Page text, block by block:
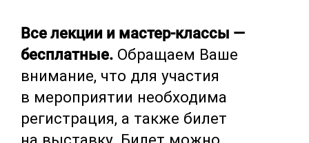
Все лекции и мастер-классы ―
бесплатные.Обращаем Ваше
внимание, что для участия
в мероприятии необходима
регистрация, а также билет